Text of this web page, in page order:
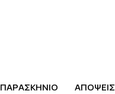
ΠΑΡΑΣΚΗΝΙΟ ΑΠΟΨΕΙΣ